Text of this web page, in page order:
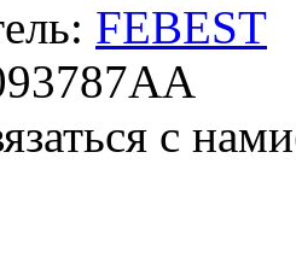
FEBEST
с